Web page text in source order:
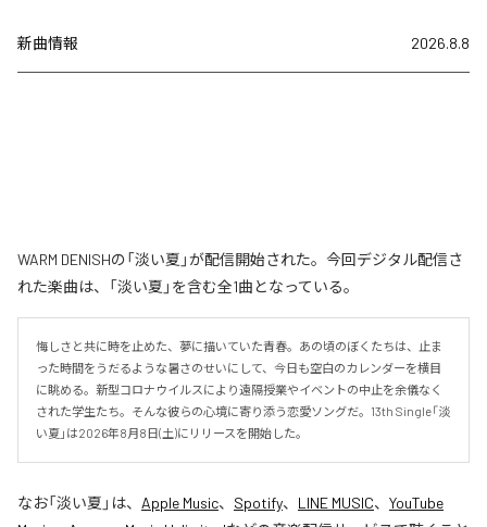
新曲情報 2026.8.8
WARM DENISHの「淡い夏」が配信開始された。今回デジタル配信さ
れた楽曲は、「淡い夏」を含む全1曲となっている。
悔しさと共に時を止めた、夢に描いていた青春。あの頃のぼくたちは、止ま
った時間をうだるような暑さのせいにして、今日も空白のカレンダーを横目
に眺める。新型コロナウイルスにより遠隔授業やイベントの中止を余儀なく
された学生たち。そんな彼らの心境に寄り添う恋愛ソングだ。13th Single「淡
い夏」は2026年8月8日(土)にリリースを開始した。
なお「淡い夏 」は、 Apple Music、 Spotify、 LINE MUSIC、 YouTube